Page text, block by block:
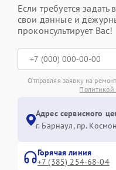
Если требуется задать
свои данные и
проконсультирует Вас!
Отправляя заявку на
Политикой
Адрес сервисного
г. Барнаул, ​пр.
Горячая линия
+7 (385) 254-68-04